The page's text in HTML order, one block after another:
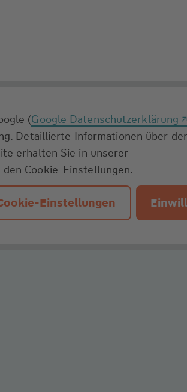
(Google Datenschutzerklärung
Detaillierte Informationen über
erhalten Sie in unserer
den Cookie-Einstellungen.
Einstellungen